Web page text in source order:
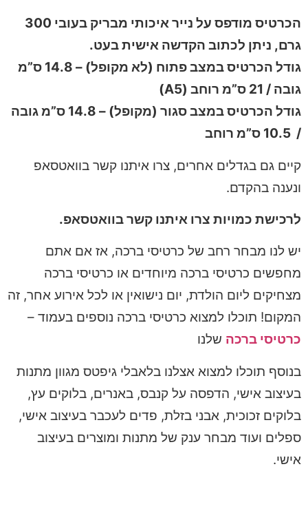
הכרטיס מודפס על נייר איכותי מבריק בעובי 300
גרם, ניתן לכתוב הקדשה אישית בעט.
גודל הכרטיס במצב פתוח (לא מקופל) – 14.8 ס”מ
גובה / 21 ס”מ רוחב (A5)
גודל הכרטיס במצב סגור (מקופל) – 14.8 ס”מ גובה
/ 10.5 ס”מ רוחב
קיים גם בגדלים אחרים, צרו איתנו קשר בוואטסאפ
ונענה בהקדם.
לרכישת כמויות צרו איתנו קשר בוואטסאפ.
יש לנו מבחר רחב של כרטיסי ברכה, אז אם אתם
מחפשים כרטיסי ברכה מיוחדים או כרטיסי ברכה
מצחיקים ליום הולדת, יום נישואין או לכל אירוע אחר, זה
המקום! תוכלו למצוא כרטיסי ברכה נוספים בעמוד –
כרטיסי ברכה שלנו
בנוסף תוכלו למצוא אצלנו בלאבלי גיפטס מגוון מתנות
בעיצוב אישי, הדפסה על קנבס, באנרים, בלוקים עץ,
בלוקים זכוכית, אבני בזלת, פדים לעכבר בעיצוב אישי,
ספלים ועוד מבחר ענק של מתנות ומוצרים בעיצוב
אישי.